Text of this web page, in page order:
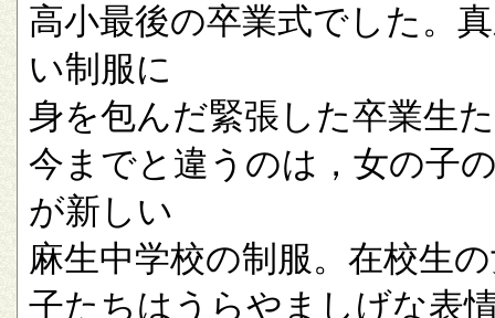
高小最後の卒業式でした。
い制服に
身を包んだ緊張した卒業生
今までと違うのは，女の子
が新しい
麻生中学校の制服。在校生
子たちはうらやましげな表